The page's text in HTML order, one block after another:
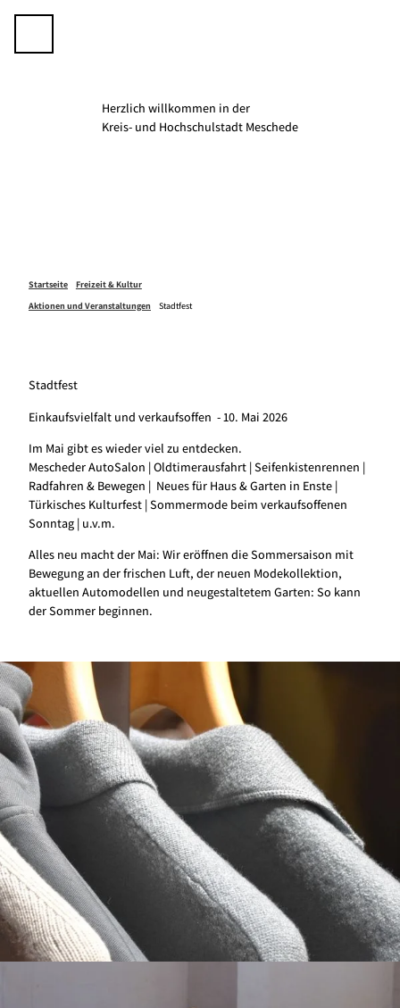
Herzlich willkommen in der
K­­­­reis- und Hochschulstadt Meschede
Startseite
Freizeit & Kultur
Aktionen und Veranstaltungen
Stadtfest
Stadtfest
Einkaufsvielfalt und verkaufsoffen - 10. Mai 2026
Im Mai gibt es wieder viel zu entdecken.
Mescheder AutoSalon | Oldtimerausfahrt | Seifenkistenrennen |
Radfahren & Bewegen | Neues für Haus & Garten in Enste |
Türkisches Kulturfest | Sommermode beim verkaufsoffenen
Sonntag | u.v.m.
Alles neu macht der Mai: Wir eröffnen die Sommersaison mit
Bewegung an der frischen Luft, der neuen Modekollektion,
aktuellen Automodellen und neugestaltetem Garten: So kann
der Sommer beginnen.